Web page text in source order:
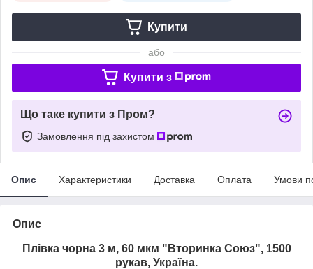
Купити
або
Купити з
Що таке купити з Пром?
Замовлення під захистом
Опис Характеристики Доставка Оплата Умови
Опис
Плівка чорна 3 м, 60 мкм "Вторинка Союз", 1500
рукав, Україна.